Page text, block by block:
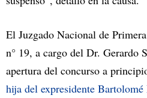
El Juzgado Nacional de
n° 19, a cargo del Dr. Gerardo
apertura del concurso a
hija del expresidente